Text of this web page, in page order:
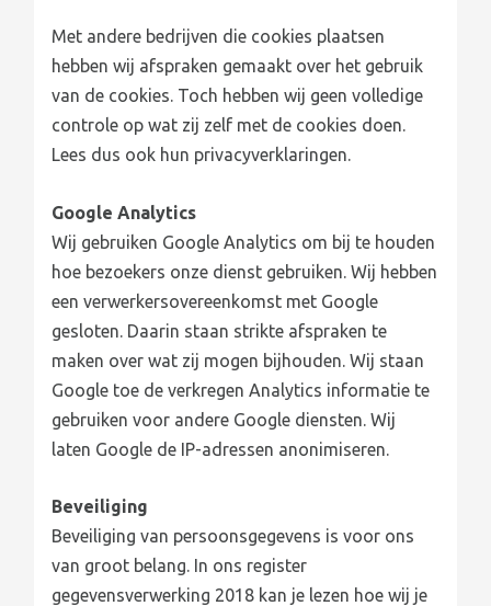
Met andere bedrijven die cookies plaatsen
hebben wij afspraken gemaakt over het gebruik
van de cookies. Toch hebben wij geen volledige
controle op wat zij zelf met de cookies doen.
Lees dus ook hun privacyverklaringen.
Google Analytics
Wij gebruiken Google Analytics om bij te houden
hoe bezoekers onze dienst gebruiken. Wij hebben
een verwerkersovereenkomst met Google
gesloten. Daarin staan strikte afspraken te
maken over wat zij mogen bijhouden. Wij staan
Google toe de verkregen Analytics informatie te
gebruiken voor andere Google diensten. Wij
laten Google de IP-adressen anonimiseren.
Beveiliging
Beveiliging van persoonsgegevens is voor ons
van groot belang. In ons register
gegevensverwerking 2018 kan je lezen hoe wij je